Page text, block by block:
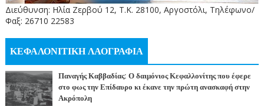
Διεύθυνση: Ηλία Ζερβού 12, Τ.Κ. 28100, Αργοστόλι, Τηλέφωνο/
Φαξ: 26710 22583
ΚΕΦΑΛΟΝΙΤΙΚΗ ΛΑΟΓΡΑΦΙΑ
Παναγής Καββαδίας: Ο δαιμόνιος Κεφαλλονίτης που έφερε
στο φως την Επίδαυρο κι έκανε την πρώτη ανασκαφή στην
Ακρόπολη